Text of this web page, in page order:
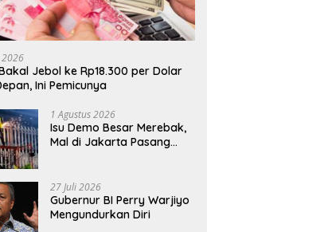
2026
Jebol ke Rp18.300 per Dolar
Ini Pemicunya
1 Agustus 2026
Isu Demo Besar Merebak,
Mal di Jakarta Pasang
27 Juli 2026
Gubernur BI Perry Warjiyo
Mengundurkan Diri